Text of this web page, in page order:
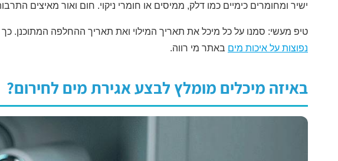
ישיר ומחומרים כימיים כמו דלק, ממיסים או חומרי ניקוי. חום ואור מאיצים
טיפ מעשי: סמנו על כל מיכל את תאריך המילוי ואת תאריך ההחלפה המתוכנן.
נפוצות על איכות מים באתר מי רווה.
באיזה מיכלים מומלץ לבצע אגירת מים לחירום?